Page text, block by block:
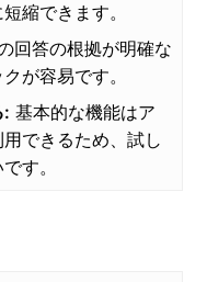
縮できます。
回答の根拠が明確な
が容易です。
: 基本的な機能はア
できるため、試し
す。